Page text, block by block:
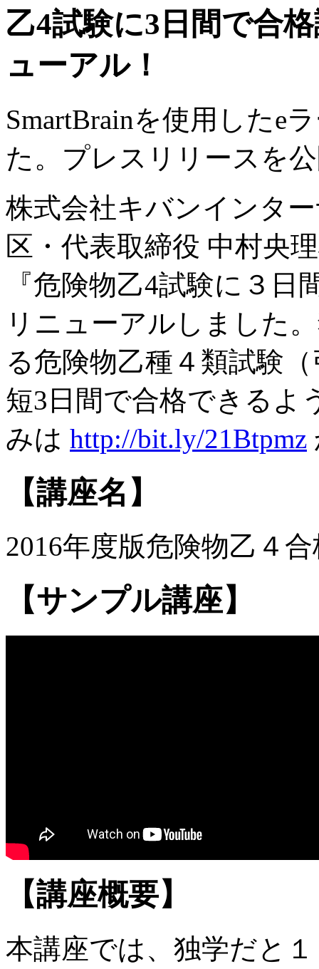
乙4試験に3日間で合
ューアル！
SmartBrainを使用したe
た。プレスリリースを
株式会社キバンインタ
区・代表取締役 中村央
『危険物乙4試験に３日
リニューアルしました
る危険物乙種４類試験
短3日間で合格できるよ
みは http://bit.ly/21Btpmz
【講座名】
2016年度版危険物乙４
【サンプル講座】
【講座概要】
本講座では、独学だと